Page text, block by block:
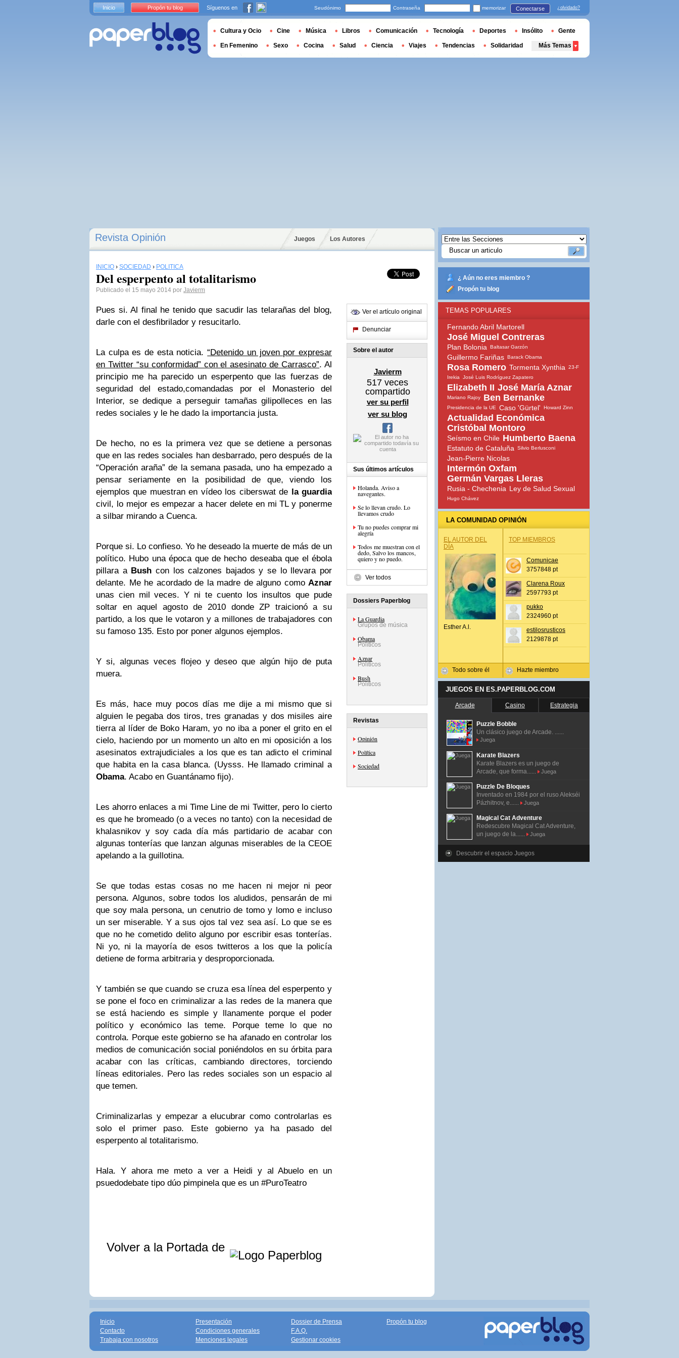
Revista Opinión Juegos Los Autores
INICIO › SOCIEDAD › POLÍTICA
Del esperpento al totalitarismo
Publicado el 15 mayo 2014 por Javierm
Pues si. Al final he tenido que sacudir las telarañas del blog,
darle con el desfibrilador y resucitarlo.
La culpa es de esta noticia.“Detenido un joven por expresar
en Twitter “su conformidad” con el asesinato de Carrasco”. Al
principio me ha parecido un esperpento que las fuerzas de
seguridad del estado,comandadas por el Monasterio del
Interior, se dedique a perseguir tamañas gilipolleces en las
redes sociales y le he dado la importancia justa.
De hecho, no es la primera vez que se detiene a personas
que en las redes sociales han desbarrado, pero después de la
“Operación araña” de la semana pasada, uno ha empezado a
pensar seriamente en la posibilidad de que, viendo los
ejemplos que muestran en vídeo los ciberswat de la guardia
civil, lo mejor es empezar a hacer delete en mi TL y ponerme
a silbar mirando a Cuenca.
Porque si. Lo confieso. Yo he deseado la muerte de más de un
político. Hubo una época que de hecho deseaba que el ébola
pillara a Bush con los calzones bajados y se lo llevara por
delante. Me he acordado de la madre de alguno como Aznar
unas cien mil veces. Y ni te cuento los insultos que pude
soltar en aquel agosto de 2010 donde ZP traicionó a su
partido, a los que le votaron y a millones de trabajadores con
su famoso 135. Esto por poner algunos ejemplos.
Y si, algunas veces flojeo y deseo que algún hijo de puta
muera.
Es más, hace muy pocos días me dije a mi mismo que si
alguien le pegaba dos tiros, tres granadas y dos misiles aire
tierra al líder de Boko Haram, yo no iba a poner el grito en el
cielo, haciendo por un momento un alto en mi oposición a los
asesinatos extrajudiciales a los que es tan adicto el criminal
que habita en la casa blanca. (Uysss. He llamado criminal a
Obama. Acabo en Guantánamo fijo).
Les ahorro enlaces a mi Time Line de mi Twitter, pero lo cierto
es que he bromeado (o a veces no tanto) con la necesidad de
khalasnikov y soy cada día más partidario de acabar con
algunas tonterías que lanzan algunas miserables de la CEOE
apelando a la guillotina.
Se que todas estas cosas no me hacen ni mejor ni peor
persona. Algunos, sobre todos los aludidos, pensarán de mi
que soy mala persona, un cenutrio de tomo y lomo e incluso
un ser miserable. Y a sus ojos tal vez sea así. Lo que se es
que no he cometido delito alguno por escribir esas tonterías.
Ni yo, ni la mayoría de esos twitteros a los que la policía
detiene de forma arbitraria y desproporcionada.
Y también se que cuando se cruza esa línea del esperpento y
se pone el foco en criminalizar a las redes de la manera que
se está haciendo es simple y llanamente porque el poder
político y económico las teme. Porque teme lo que no
controla. Porque este gobierno se ha afanado en controlar los
medios de comunicación social poniéndolos en su órbita para
acabar con las críticas, cambiando directores, torciendo
líneas editoriales. Pero las redes sociales son un espacio al
que temen.
Criminalizarlas y empezar a elucubrar como controlarlas es
solo el primer paso. Este gobierno ya ha pasado del
esperpento al totalitarismo.
Hala. Y ahora me meto a ver a Heidi y al Abuelo en un
psuedodebate tipo dúo pimpinela que es un #PuroTeatro
Volver a la Portada de
Ver el artículo original
Denunciar
Sobre el autor
Javierm
517 veces
compartido
ver su perfil
ver su blog
Sus últimos artículos
Holanda. Aviso a
navegantes.
Se lo llevan crudo. Lo
llevamos crudo
Tu no puedes comprar mi
alegría
Todos me muestran con el
dedo, Salvo los mancos,
quiero y no puedo.
Ver todos
Dossiers Paperblog
La Guardia
Grupos de música
Obama
Políticos
Aznar
Políticos
Bush
Políticos
Revistas
Opinión
Política
Sociedad
¿ Aún no eres miembro ?
Propón tu blog
TEMAS POPULARES
Fernando Abril Martorell
José Miguel Contreras
Plan Bolonia Baltasar Garzón
Guillermo Fariñas Barack Obama
Rosa Romero Tormenta Xynthia
23-F
Irekia
José Luis Rodríguez Zapatero
Elizabeth II José María Aznar
Mariano Rajoy Ben Bernanke
Presidencia de la UE Caso 'Gürtel' Howard Zinn
Actualidad Económica
Cristóbal Montoro
Seísmo en Chile Humberto Baena
Estatuto de Cataluña Silvio Berlusconi
Jean-Pierre Nicolas
Intermón Oxfam
Germán Vargas Lleras
Rusia - Chechenia Ley de Salud Sexual
Hugo Chávez
LA COMUNIDAD OPINIÓN
EL AUTOR DEL
DÍA
Esther A.l.
Todo sobre él
TOP MIEMBROS
Comunicae
3757848 pt
Clarena Roux
2597793 pt
pukko
2324960 pt
estilosrusticos
2129878 pt
Hazte miembro
JUEGOS EN ES.PAPERBLOG.COM
Arcade Casino Estrategia
Puzzle Bobble
Un clásico juego de Arcade. ......
Juega
Karate Blazers
Karate Blazers es un juego de
Arcade, que forma......
Juega
Puzzle De Bloques
Inventado en 1984 por el ruso Alekséi
Pázhitnov, e......
Juega
Magical Cat Adventure
Redescubre Magical Cat Adventure,
un juego de la......
Juega
Descubrir el espacio Juegos
Inicio Propón tu blog Síguenos en Seudónimo Contraseña memorizar Conectarse ¿olvidado?
Cultura y Ocio Cine Música Libros Comunicación Tecnología Deportes Insólito Gente
En Femenino Sexo Cocina Salud Ciencia Viajes Tendencias Solidaridad Más Temas
Inicio
Contacto
Trabaja con nosotros
Presentación
Condiciones generales
Menciones legales
Dossier de Prensa
F.A.Q.
Gestionar cookies
Propón tu blog